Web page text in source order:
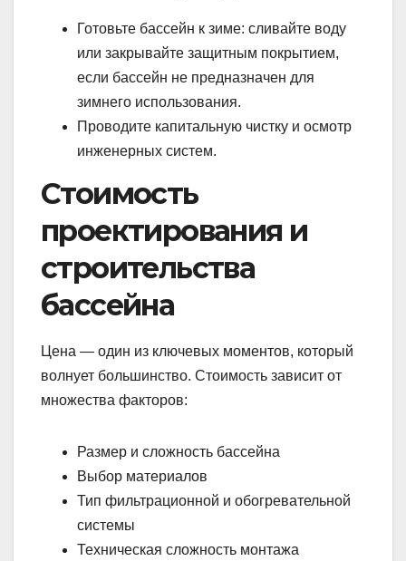
Готовьте бассейн к зиме: сливайте воду
или закрывайте защитным покрытием,
если бассейн не предназначен для
зимнего использования.
Проводите капитальную чистку и осмотр
инженерных систем.
Стоимость
проектирования и
строительства
бассейна
Цена — один из ключевых моментов, который
волнует большинство. Стоимость зависит от
множества факторов:
Размер и сложность бассейна
Выбор материалов
Тип фильтрационной и обогревательной
системы
Техническая сложность монтажа